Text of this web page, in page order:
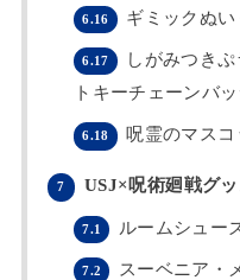
6.16 ギミックぬい
6.17
しがみつき
トキーチェーンバッ
6.18 呪霊のマスコ
7 USJ×呪術廻戦グ
7.1 ルームシュー
7.2 スーベニア・